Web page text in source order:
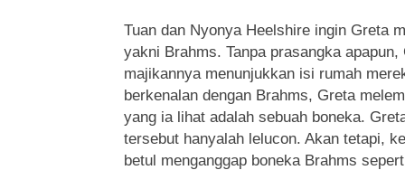
Tuan dan Nyonya Heelshire ingin Greta
yakni Brahms. Tanpa prasangka
majikannya menunjukkan isi rumah
berkenalan dengan Brahms, Greta
yang ia lihat adalah sebuah boneka.
tersebut hanyalah lelucon. Akan tetapi,
betul menganggap boneka Brahms